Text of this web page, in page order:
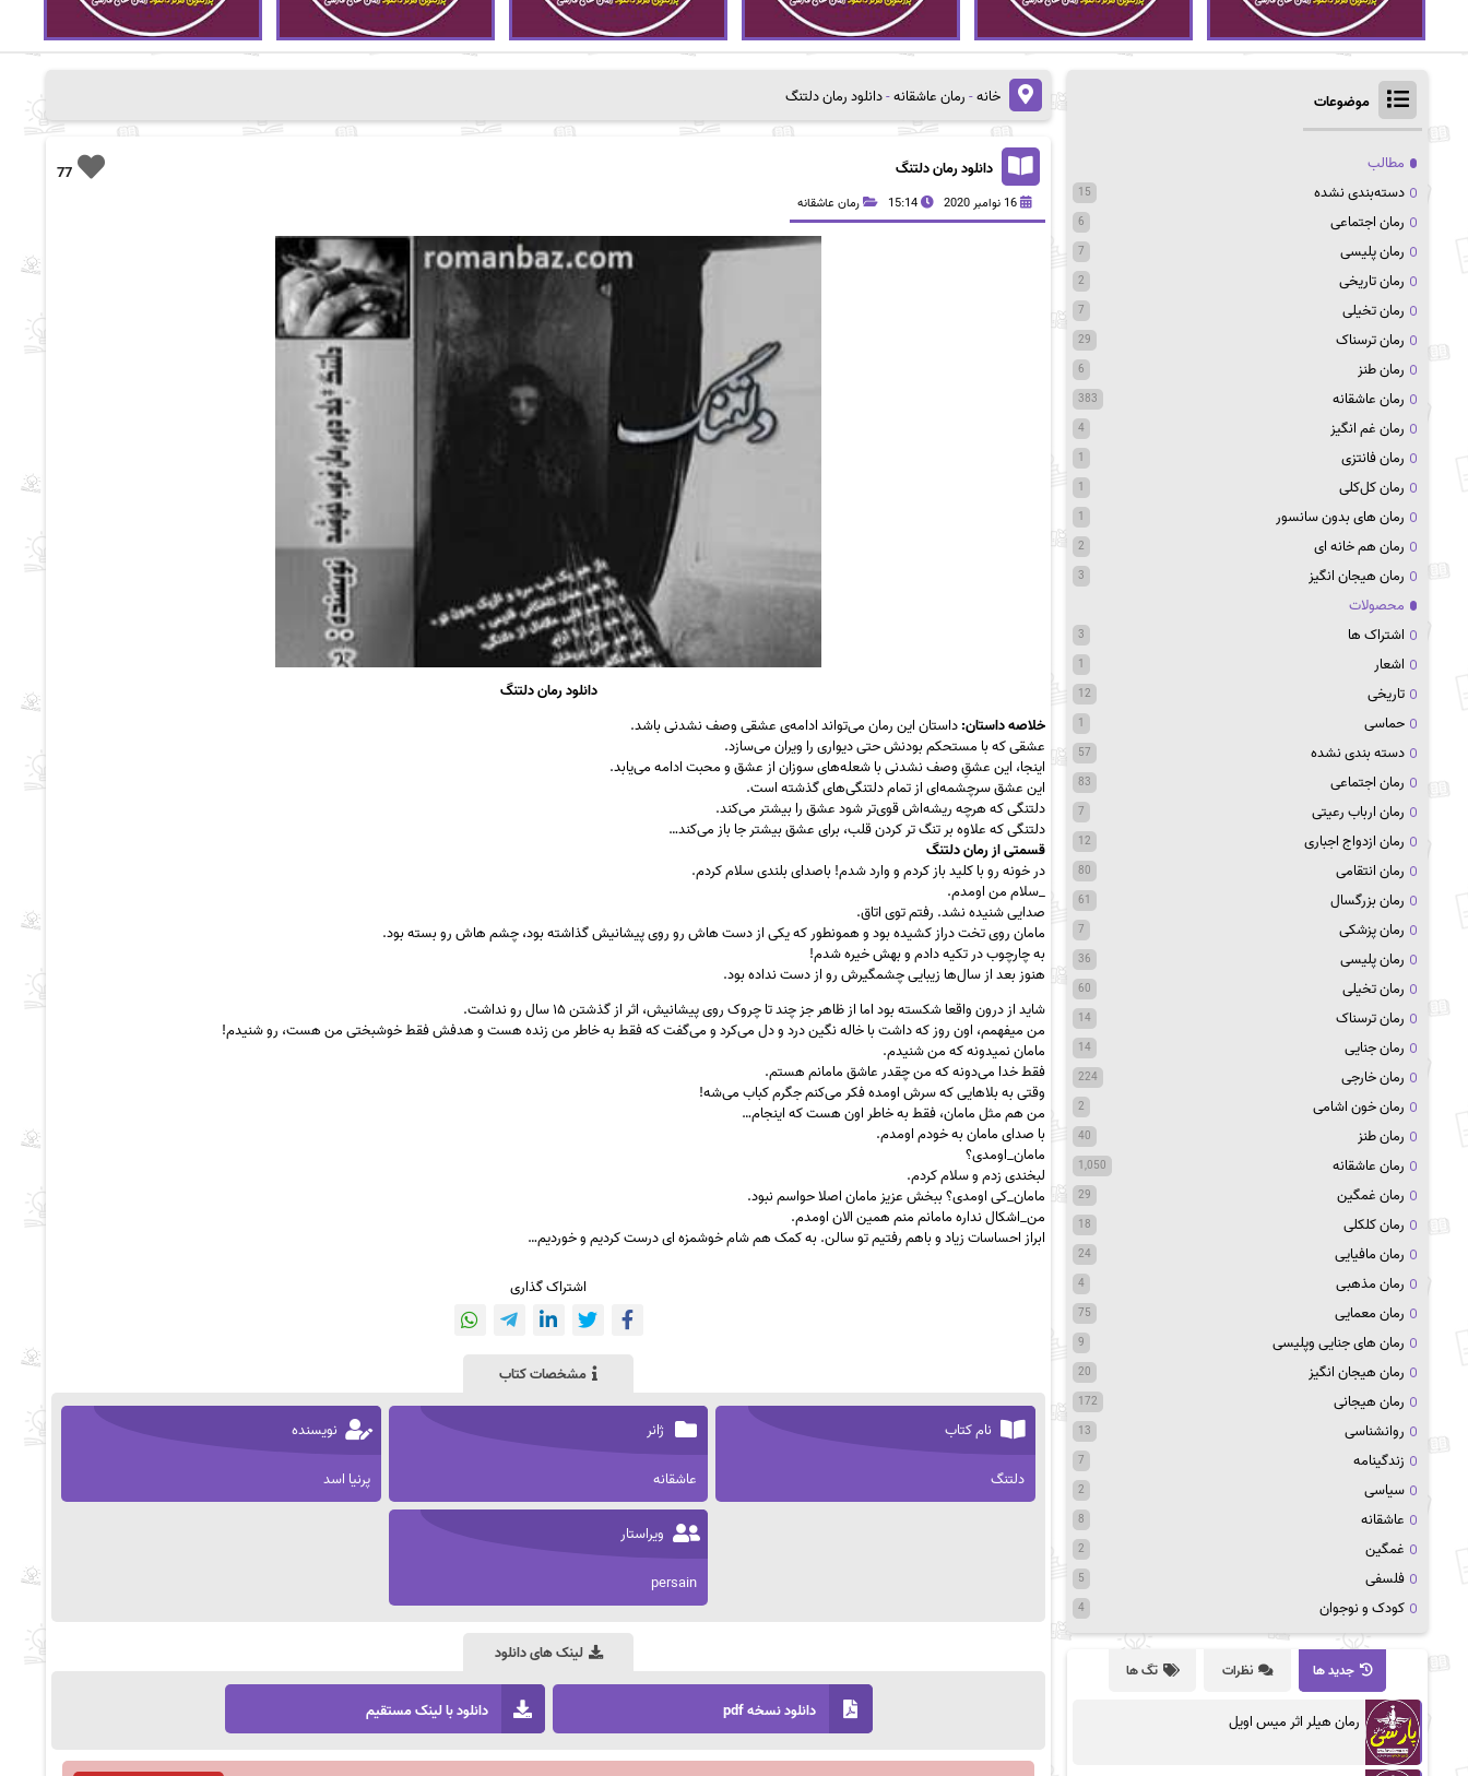
خانه-رمان عاشقانه-دانلود رمان دلتنگ
77 دانلود رمان دلتنگ
16 نوامبر 2020 15:14 رمان عاشقانه
دانلود رمان دلتنگ
خلاصه داستان:داستان این رمان می‌تواند ادامه‌ی عشقی وصف نشدنی باشد.
عشقی که با مستحکم بودنش حتی دیواری را ویران می‌سازد.
اینجا، این عشقِ وصف نشدنی با شعله‌های سوزان از عشق و محبت ادامه می‌یابد.
این عشق سرچشمه‌ای از تمام دلتنگی‌های گذشته است.
دلتنگی که هرچه ریشه‌اش قوی‌تر شود عشق را بیشتر می‌کند.
دلتنگی که علاوه بر تنگ تر کردن قلب، برای عشق بیشتر جا باز می‌کند…
قسمتی از رمان دلتنگ
در خونه‌ رو با کلید باز کردم و وارد شدم! باصدای بلندی سلام کردم.
_سلام من اومدم.
صدایی شنیده نشد. رفتم توی اتاق.
مامان روی تخت دراز کشیده بود و همونطور که یکی از دست هاش رو روی پیشانیش گذاشته بود، چشم هاش رو بسته بود.
به چارچوب در تکیه دادم و بهش خیره شدم!
هنوز بعد از سال‌ها زیبایی چشمگیرش رو از دست نداده بود.
شاید از درون واقعا شکسته بود اما از ظاهر جز چند تا چروک روی پیشانیش، اثر از گذشتن ۱۵ سال رو نداشت.
من میفهمم، اون روز که داشت با خاله نگین درد و دل می‌کرد و می‌گفت که فقط به خاطر من زنده هست و هدفش فقط خوشبختی من هست، رو شنیدم!
مامان نمیدونه که من شنیدم.
فقط خدا می‌دونه که من چقدر عاشق مامانم هستم.
وقتی به بلاهایی که سرش اومده فکر می‌کنم جگرم کباب می‌شه!
من هم مثل مامان، فقط به خاطر اون هست که اینجام…
با صدای مامان به خودم اومدم.
مامان_اومدی؟
لبخندی زدم و سلام کردم.
مامان_کی اومدی؟ ببخش عزیز مامان اصلا حواسم نبود.
من_اشکال نداره مامانم منم همین الان اومدم.
ابراز احساسات زیاد و باهم رفتیم تو سالن. به کمک هم شام خوشمزه ای درست کردیم و خوردیم…
اشتراک گذاری
مشخصات کتاب
نام کتاب
دلتنگ
ژانر
عاشقانه
نویسنده
پرنیا اسد
ویراستار
persain
لینک های دانلود
دانلود نسخه pdf دانلود با لینک مستقیم
موضوعات
مطالب
دسته‌بندی نشده
15
رمان اجتماعی 6
رمان پلیسی 7
رمان تاریخی 2
رمان تخیلی 7
رمان ترسناک 29
رمان طنز 6
رمان عاشقانه 383
رمان غم انگیز 4
رمان فانتزی 1
رمان کل‌کلی 1
رمان های بدون سانسور 1
رمان هم خانه ای 2
رمان هیجان انگیز 3
محصولات
اشتراک ها
3
اشعار 1
تاریخی 12
حماسی 1
دسته بندی نشده 57
رمان اجتماعی 83
رمان ارباب رعیتی 7
رمان ازدواج اجباری 12
رمان انتقامی 80
رمان بزرگسال 61
رمان پزشکی 7
رمان پلیسی 36
رمان تخیلی 60
رمان ترسناک 14
رمان جنایی 14
رمان خارجی 224
رمان خون اشامی 2
رمان طنز 40
رمان عاشقانه 1,050
رمان غمگین 29
رمان کلکلی 18
رمان مافیایی 24
رمان مذهبی 4
رمان معمایی 75
رمان های جنایی وپلیسی 9
رمان هیجان انگیز 20
رمان هیجانی 172
روانشناسی 13
زندگینامه 7
سیاسی 2
عاشقانه 8
غمگین 2
فلسفی 5
کودک و نوجوان 4
جدید ها نظرات تگ ها
رمان هیلر اثر میس اویل